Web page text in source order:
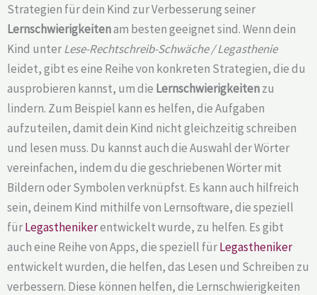
Strategien für dein Kind zur Verbesserung seiner
Lernschwierigkeitenam besten geeignet sind. Wenn dein
Kind unterLese-Rechtschreib-Schwäche / Legasthenie
leidet, gibt es eine Reihe von konkreten Strategien, die du
ausprobieren kannst, um die Lernschwierigkeitenzu
lindern. Zum Beispiel kann es helfen, die Aufgaben
aufzuteilen, damit dein Kind nicht gleichzeitig schreiben
und lesen muss. Du kannst auch die Auswahl der Wörter
vereinfachen, indem du die geschriebenen Wörter mit
Bildern oder Symbolen verknüpfst. Es kann auch hilfreich
sein, deinem Kind mithilfe von Lernsoftware, die speziell
fürLegasthenikerentwickelt wurde, zu helfen. Es gibt
auch eine Reihe von Apps, die speziell fürLegastheniker
entwickelt wurden, die helfen, das Lesen und Schreiben zu
verbessern. Diese können helfen, die Lernschwierigkeiten